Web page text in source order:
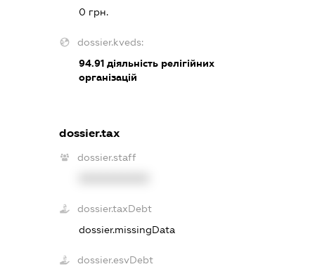
0 грн.
dossier.kveds:
94.91діяльність релігійних
організацій
dossier.tax
dossier.staff
dossier.taxDebt
dossier.missingData
dossier.esvDebt